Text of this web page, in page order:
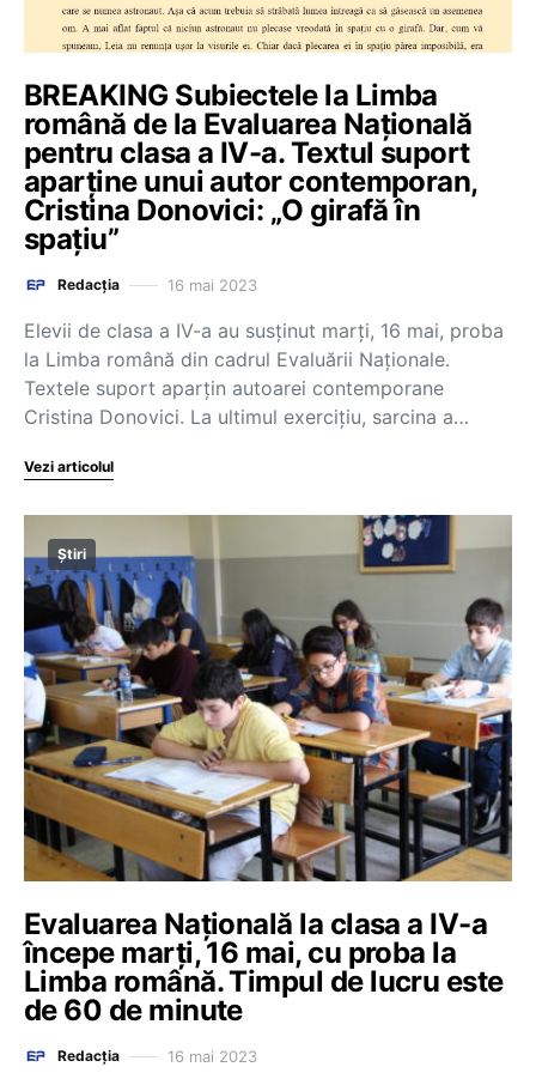
BREAKING Subiectele la Limba
română de la Evaluarea Națională
pentru clasa a IV-a. Textul suport
aparține unui autor contemporan,
Cristina Donovici: „O girafă în
spațiu”
Redacția 16 mai 2023
Elevii de clasa a IV-a au susținut marți, 16 mai, proba
la Limba română din cadrul Evaluării Naționale.
Textele suport aparțin autoarei contemporane
Cristina Donovici. La ultimul exercițiu, sarcina a…
Vezi articolul
Știri
Evaluarea Națională la clasa a IV-a
începe marți, 16 mai, cu proba la
Limba română. Timpul de lucru este
de 60 de minute
Redacția 16 mai 2023